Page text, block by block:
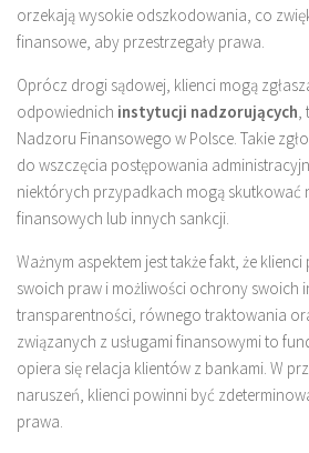
orzekają wysokie odszkodowania, co
finansowe, aby przestrzegały prawa.
Oprócz drogi sądowej, klienci mogą
odpowiednich instytucji nadzorujących,
Nadzoru Finansowego w Polsce. Takie
do wszczęcia postępowania
niektórych przypadkach mogą skutkować
finansowych lub innych sankcji.
Ważnym aspektem jest także fakt, że
swoich praw i możliwości ochrony swoich
transparentności, równego traktowania
związanych z usługami finansowymi to
opiera się relacja klientów z bankami. W
naruszeń, klienci powinni być
prawa.